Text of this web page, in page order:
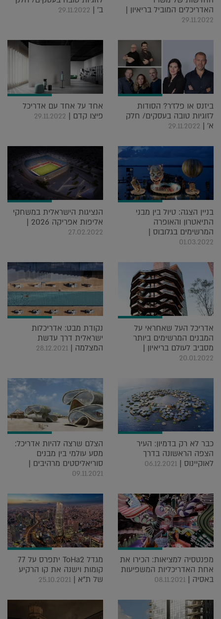
האדריכלים המוביל בריאיון |
29.11.2022
ב' | 29.11.2022
ביזנס או פלז'ר? הסודות
לזוגיות טובה בעסקים/ חלק
א' | 29.11.2022
אחד על אחד עם אדריכל
פיצו קדם | 29.11.2022
בניין הצגה: טיול בין מבני
התיאטרון והאופרה
המרשימים בגלובוס |
01.03.2022
הנציגות הישראלית במשחקי
אליפות אפריקה 2026 |
27.02.2022
אדריכל העל שאחראי על
המבנים המרשימים ביותר
מסביב לעולם בריאיון |
20.01.2022
נקודת מבט: אדריכלות
ישראלית דרך עדשת
המצלמה | 28.12.2021
כבר לא רק בדמיון: העיר
הצפה הראשונה בדרך
לאוקיינוס | 06.12.2021
הצלם שרצה להיות אדריכל:
מסע עולמי בין מבנים
סוריאליסטים מרהיבים |
09.11.2021
מפנטסיה למציאות: הכירו את
אחת האדריכליות המשפיעות
באסיה | 08.11.2021
מגדל ToHa2 יתפרס על 77
קומות וישנה את קו הרקיע
של ת"א | 25.10.2021